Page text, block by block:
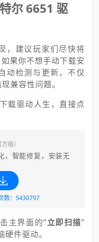
尔 6651 驱
，建议玩家们尽快将
果你不想手动下载安
动检测与更新，不仅
兼容性问题。
载驱动人生，直接点
方版）
，智能修复，安装无
数：5430797
主界面的“立即扫描”
件驱动。